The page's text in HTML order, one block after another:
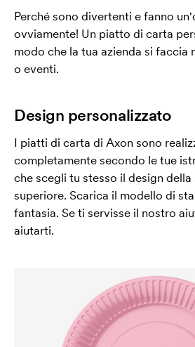
Perché sono divertenti e fanno
ovviamente! Un piatto di carta
modo che la tua azienda si faccia
o eventi.
Design personalizzato
I piatti di carta di Axon sono
completamente secondo le tue
che scegli tu stesso il design
superiore. Scarica il modello di
fantasia. Se ti servisse il nostro
aiutarti.